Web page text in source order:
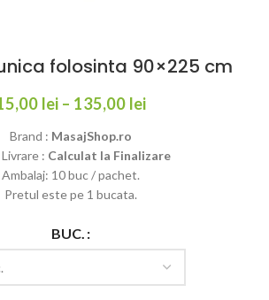
folosinta 90×225 cm
lei – 135,00 lei
Brand : MasajShop.ro
: Calculat la Finalizare
Ambalaj: 10 buc / pachet.
Pretul este pe 1 bucata.
BUC.